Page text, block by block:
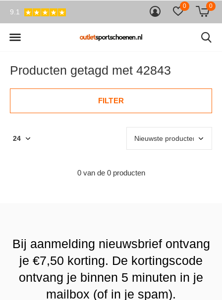
0 0
9.1
Producten getagd met 42843
FILTER
0 van de 0 producten
Bij aanmelding nieuwsbrief ontvang
je €7,50 korting. De kortingscode
ontvang je binnen 5 minuten in je
mailbox (of in je spam).